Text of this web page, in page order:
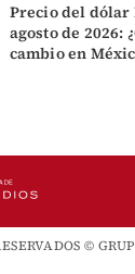
Precio del dólar
agosto de 2026:
cambio en
©